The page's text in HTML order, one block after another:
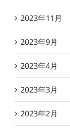
2023年11月
2023年9月
2023年4月
2023年3月
2023年2月